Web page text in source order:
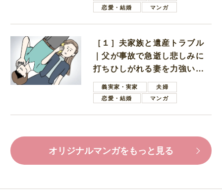
恋愛・結婚
マンガ
［１］夫家族と遺産トラブル
｜父が事故で急逝し悲しみに
打ちひしがれる妻を力強い言
葉で励ます夫
義実家・実家
夫婦
恋愛・結婚
マンガ
オリジナルマンガをもっと見る